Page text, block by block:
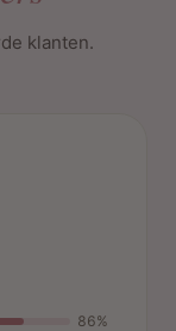
klanten.
86%